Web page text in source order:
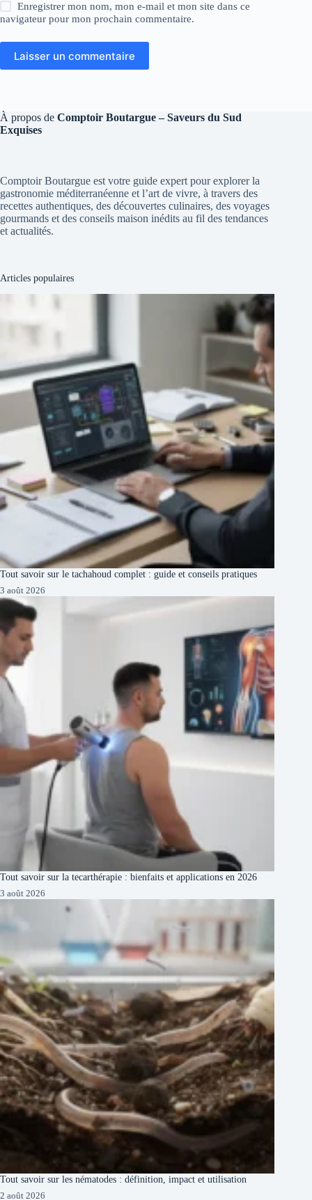
Enregistrer mon nom, mon e-mail et mon site dans ce
navigateur pour mon prochain commentaire.
Laisser un commentaire
À propos de Comptoir Boutargue – Saveurs du Sud
Exquises
Comptoir Boutargue est votre guide expert pour explorer la
gastronomie méditerranéenne et l’art de vivre, à travers des
recettes authentiques, des découvertes culinaires, des voyages
gourmands et des conseils maison inédits au fil des tendances
et actualités.
Articles populaires
Tout savoir sur le tachahoud complet : guide et conseils pratiques
3 août 2026
Tout savoir sur la tecarthérapie : bienfaits et applications en 2026
3 août 2026
Tout savoir sur les nématodes : définition, impact et utilisation
2 août 2026